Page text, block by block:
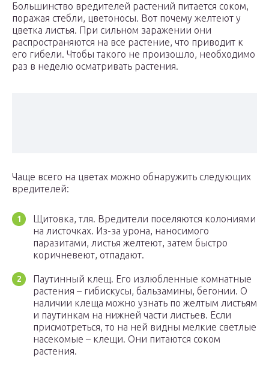
Большинство вредителей растений питается соком,
поражая стебли, цветоносы. Вот почему желтеют у
цветка листья. При сильном заражении они
распространяются на все растение, что приводит к
его гибели. Чтобы такого не произошло, необходимо
раз в неделю осматривать растения.
Чаще всего на цветах можно обнаружить следующих
вредителей:
Щитовка, тля. Вредители поселяются колониями
на листочках. Из-за урона, наносимого
паразитами, листья желтеют, затем быстро
коричневеют, отпадают.
Паутинный клещ. Его излюбленные комнатные
растения – гибискусы, бальзамины, бегонии. О
наличии клеща можно узнать по желтым листьям
и паутинкам на нижней части листьев. Если
присмотреться, то на ней видны мелкие светлые
насекомые – клещи. Они питаются соком
растения.